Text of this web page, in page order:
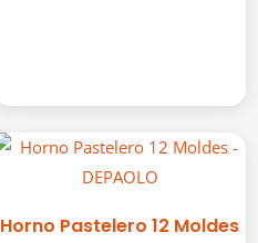
Horno Pastelero 12 Moldes